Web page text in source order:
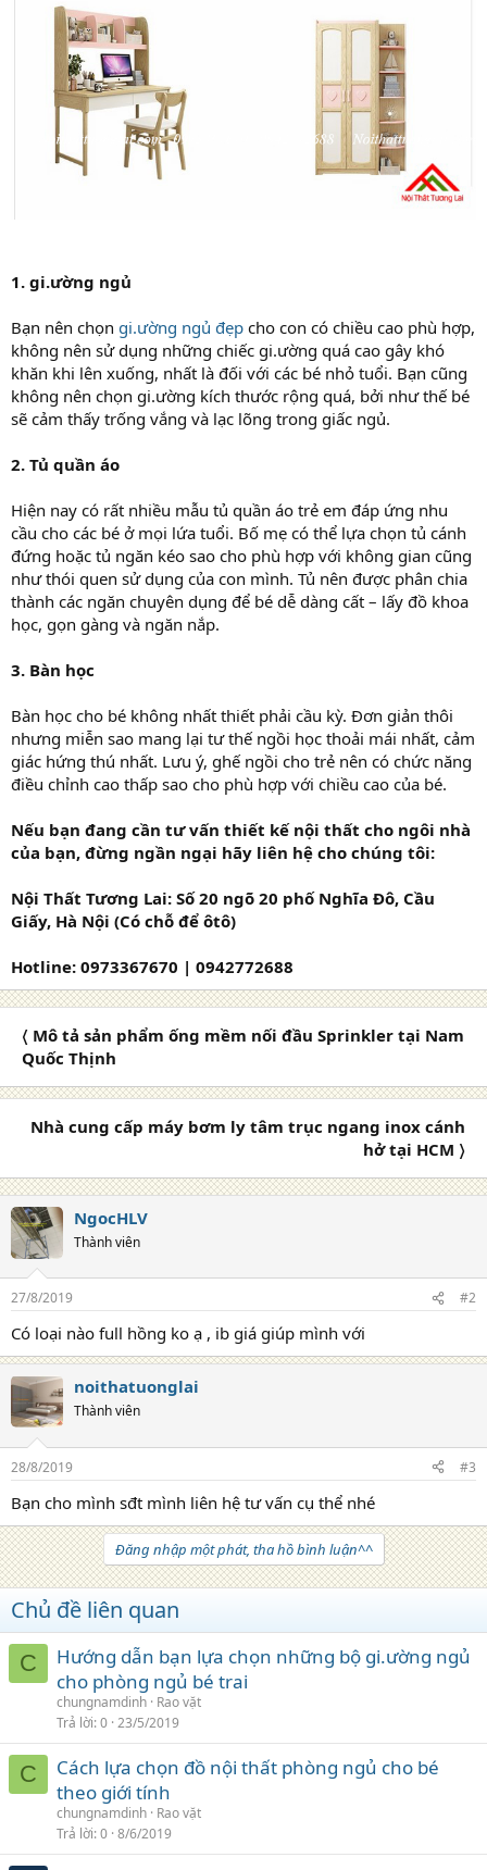
1. gi.ường ngủ
Bạn nên chọn gi.ường ngủ đẹp cho con có chiều cao phù hợp,
không nên sử dụng những chiếc gi.ường quá cao gây khó
khăn khi lên xuống, nhất là đối với các bé nhỏ tuổi. Bạn cũng
không nên chọn gi.ường kích thước rộng quá, bởi như thế bé
sẽ cảm thấy trống vắng và lạc lõng trong giấc ngủ.
2. Tủ quần áo
Hiện nay có rất nhiều mẫu tủ quần áo trẻ em đáp ứng nhu
cầu cho các bé ở mọi lứa tuổi. Bố mẹ có thể lựa chọn tủ cánh
đứng hoặc tủ ngăn kéo sao cho phù hợp với không gian cũng
như thói quen sử dụng của con mình. Tủ nên được phân chia
thành các ngăn chuyên dụng để bé dễ dàng cất – lấy đồ khoa
học, gọn gàng và ngăn nắp.
3. Bàn học
Bàn học cho bé không nhất thiết phải cầu kỳ. Đơn giản thôi
nhưng miễn sao mang lại tư thế ngồi học thoải mái nhất, cảm
giác hứng thú nhất. Lưu ý, ghế ngồi cho trẻ nên có chức năng
điều chỉnh cao thấp sao cho phù hợp với chiều cao của bé.
Nếu bạn đang cần tư vấn thiết kế nội thất cho ngôi nhà
của bạn, đừng ngần ngại hãy liên hệ cho chúng tôi:
Nội Thất Tương Lai: Số 20 ngõ 20 phố Nghĩa Đô, Cầu
Giấy, Hà Nội (Có chỗ để ôtô)
Hotline: 0973367670 | 0942772688
〈 Mô tả sản phẩm ống mềm nối đầu Sprinkler tại Nam
Quốc Thịnh
Nhà cung cấp máy bơm ly tâm trục ngang inox cánh
hở tại HCM 〉
NgocHLV
Thành viên
27/8/2019 #2
Có loại nào full hồng ko ạ , ib giá giúp mình với
noithatuonglai
Thành viên
28/8/2019 #3
Bạn cho mình sđt mình liên hệ tư vấn cụ thể nhé
Đăng nhập một phát, tha hồ bình luận^^
Chủ đề liên quan
C
Hướng dẫn bạn lựa chọn những bộ gi.ường ngủ
cho phòng ngủ bé trai
chungnamdinh Rao vặt
Trả lời 0 23/5/2019
C
Cách lựa chọn đồ nội thất phòng ngủ cho bé
theo giới tính
chungnamdinh Rao vặt
Trả lời 0 8/6/2019